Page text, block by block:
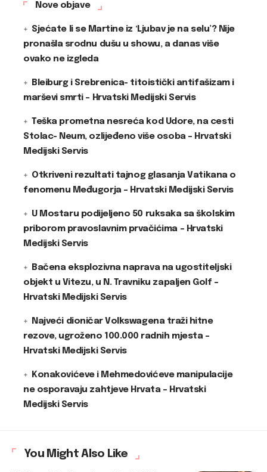
Nove objave
Sjećate li se Martine iz ‘Ljubav je na selu’? Nije
pronašla srodnu dušu u showu, a danas više
ovako ne izgleda
Bleiburg i Srebrenica- titoistički antifašizam i
marševi smrti – Hrvatski Medijski Servis
Teška prometna nesreća kod Udore, na cesti
Stolac- Neum, ozlijeđeno više osoba – Hrvatski
Medijski Servis
Otkriveni rezultati tajnog glasanja Vatikana o
fenomenu Međugorja – Hrvatski Medijski Servis
U Mostaru podijeljeno 50 ruksaka sa školskim
priborom pravoslavnim prvačićima – Hrvatski
Medijski Servis
Bačena eksplozivna naprava na ugostiteljski
objekt u Vitezu, u N. Travniku zapaljen Golf –
Hrvatski Medijski Servis
Najveći dioničar Volkswagena traži hitne
rezove, ugroženo 100.000 radnih mjesta –
Hrvatski Medijski Servis
Konakovićeve i Mehmedovićeve manipulacije
ne osporavaju zahtjeve Hrvata – Hrvatski
Medijski Servis
You Might Also Like